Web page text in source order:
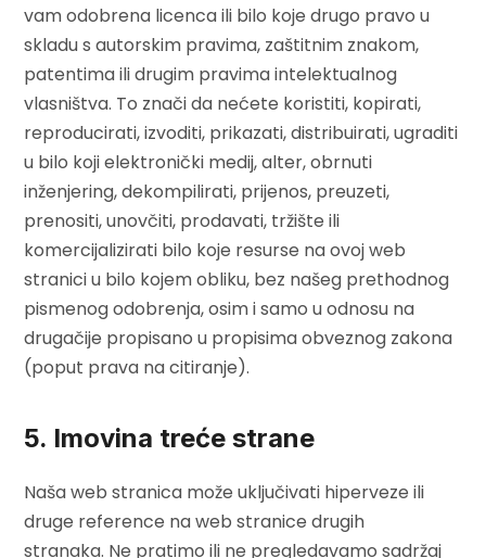
vam odobrena licenca ili bilo koje drugo pravo u
skladu s autorskim pravima, zaštitnim znakom,
patentima ili drugim pravima intelektualnog
vlasništva. To znači da nećete koristiti, kopirati,
reproducirati, izvoditi, prikazati, distribuirati, ugraditi
u bilo koji elektronički medij, alter, obrnuti
inženjering, dekompilirati, prijenos, preuzeti,
prenositi, unovčiti, prodavati, tržište ili
komercijalizirati bilo koje resurse na ovoj web
stranici u bilo kojem obliku, bez našeg prethodnog
pismenog odobrenja, osim i samo u odnosu na
drugačije propisano u propisima obveznog zakona
(poput prava na citiranje).
5. Imovina treće strane
Naša web stranica može uključivati hiperveze ili
druge reference na web stranice drugih
stranaka. Ne pratimo ili ne pregledavamo sadržaj